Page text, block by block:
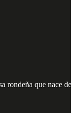
rondeña que nace